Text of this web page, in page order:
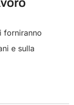
forniranno
e sulla